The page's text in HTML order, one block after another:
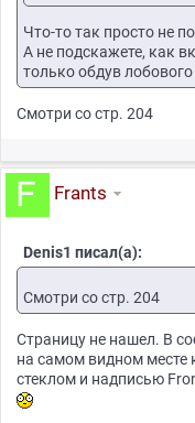
Что-то так просто не
А не подскажете, как
только обдув лобового
Смотри со стр. 204
Frants
Denis1 писал(а):
Смотри со стр. 204
Страницу не нашел. В
на самом видном
стеклом и надписью